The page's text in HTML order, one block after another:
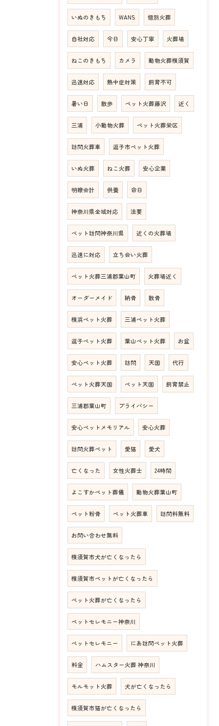
いぬのきもち WANS 個別火葬
自社対応 今日 安心丁寧 火葬場
ねこのきもち カメラ 動物火葬横須賀
迅速対応 熱中症対策 飼育不可
暑い日 散歩 ペット火葬藤沢 近く
三浦 小動物火葬 ペット火葬栄区
訪問火葬車 逗子市ペット火葬
いぬ火葬 ねこ火葬 安心企業
明瞭会計 供養 命日
神奈川県全域対応 法要
ペット訪問神奈川県 近くの火葬場
迅速に対応 立ち会い火葬
ペット火葬三浦郡葉山町 火葬場近く
オーダーメイド 納骨 散骨
横浜ペット火葬 三浦ペット火葬
逗子ペット火葬 葉山ペット火葬 お盆
安心ペット火葬 訪問 天国 代行
ペット火葬天国 ペット天国 飼育禁止
三浦郡葉山町 プライバシー
安心ペットメモリアル 安心火葬
訪問火葬ペット 愛猫 愛犬
亡くなった 女性火葬士 24時間
よこすかペット葬儀 動物火葬葉山町
ペット粉骨 ペット火葬車 訪問料無料
お問い合わせ無料
横須賀市犬が亡くなったら
横須賀市ペットが亡くなったら
ペット火葬が亡くなったら
ペットセレモニー神奈川
ペットセレモニー にあ訪問ペット火葬
料金 ハムスター火葬 神奈川
モルモット火葬 犬が亡くなったら
横須賀市猫が亡くなったら